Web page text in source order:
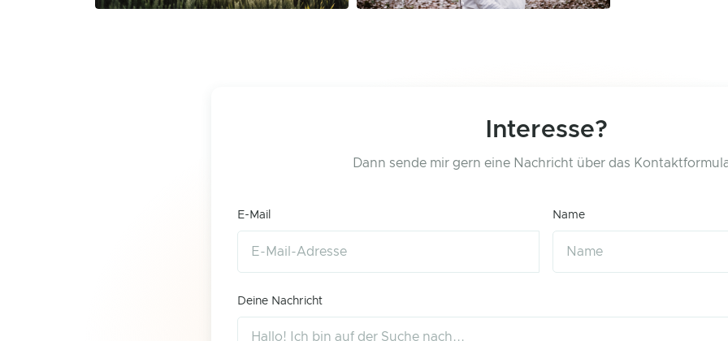
Interesse?
Dann sende mir gern eine Nachricht über das
E-Mail Name
Deine Nachricht